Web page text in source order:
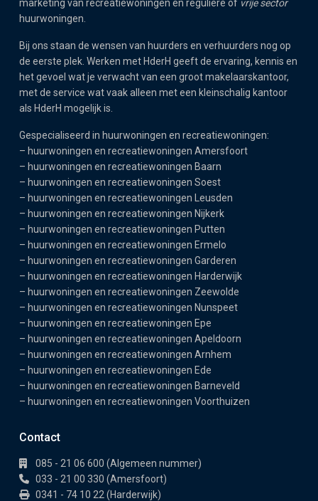
marketing van recreatiewoningen en reguliere of vrije sector
huurwoningen.
Bij ons staan de wensen van huurders en verhuurders nog op
de eerste plek. Werken met HderH geeft de ervaring, kennis en
het gevoel wat je verwacht van een groot makelaarskantoor,
met de service wat vaak alleen met een kleinschalig kantoor
als HderH mogelijk is.
Gespecialiseerd in huurwoningen en recreatiewoningen:
– huurwoningen en recreatiewoningen Amersfoort
– huurwoningen en recreatiewoningen Baarn
– huurwoningen en recreatiewoningen Soest
– huurwoningen en recreatiewoningen Leusden
– huurwoningen en recreatiewoningen Nijkerk
– huurwoningen en recreatiewoningen Putten
– huurwoningen en recreatiewoningen Ermelo
– huurwoningen en recreatiewoningen Garderen
– huurwoningen en recreatiewoningen Harderwijk
– huurwoningen en recreatiewoningen Zeewolde
– huurwoningen en recreatiewoningen Nunspeet
– huurwoningen en recreatiewoningen Epe
– huurwoningen en recreatiewoningen Apeldoorn
– huurwoningen en recreatiewoningen Arnhem
– huurwoningen en recreatiewoningen Ede
– huurwoningen en recreatiewoningen Barneveld
– huurwoningen en recreatiewoningen Voorthuizen
Contact
085 - 21 06 600 (Algemeen nummer)
033 - 21 00 330 (Amersfoort)
0341 - 74 10 22 (Harderwijk)